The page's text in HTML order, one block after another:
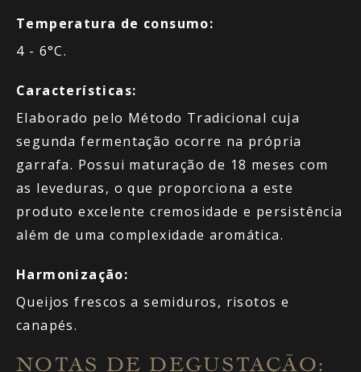
Temperatura de consumo:
4 - 6°C.
Características:
Elaborado pelo Método Tradicional cuja
segunda fermentação ocorre na própria
garrafa. Possui maturação de 18 meses com
as leveduras, o que proporciona a este
produto excelente cremosidade e persistência
além de uma complexidade aromática.
Harmonização:
Queijos frescos a semiduros, risotos e
canapés.
NOTAS DE DEGUSTAÇÃO: